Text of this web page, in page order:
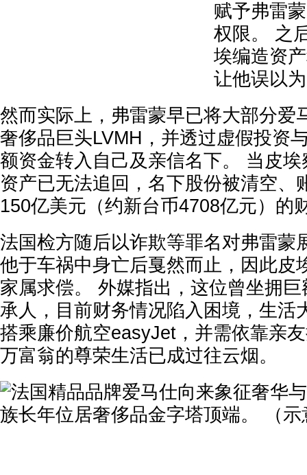
赋予弗雷
权限。 之
埃编造资
让他误以
然而实际上，弗雷蒙早已将大部分爱
奢侈品巨头LVMH，并透过虚假投资
额资金转入自己及亲信名下。 当皮
资产已无法追回，名下股份被清空、
150亿美元（约新台币4708亿元）的
法国检方随后以诈欺等罪名对弗雷蒙
他于车祸中身亡后戛然而止，因此皮
家属求偿。 外媒指出，这位曾坐拥
承人，目前财务情况陷入困境，生活
搭乘廉价航空easyJet，并需依靠亲
万富翁的尊荣生活已成过往云烟。